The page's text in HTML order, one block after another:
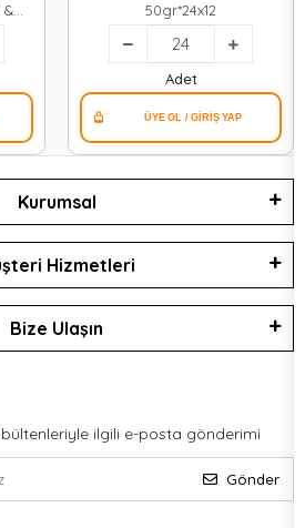
&
50gr*24x12
Adet
Kurumsal
Hizmetleri
Bize Ulaşın
ilgili e-posta gönderimi
Gönder